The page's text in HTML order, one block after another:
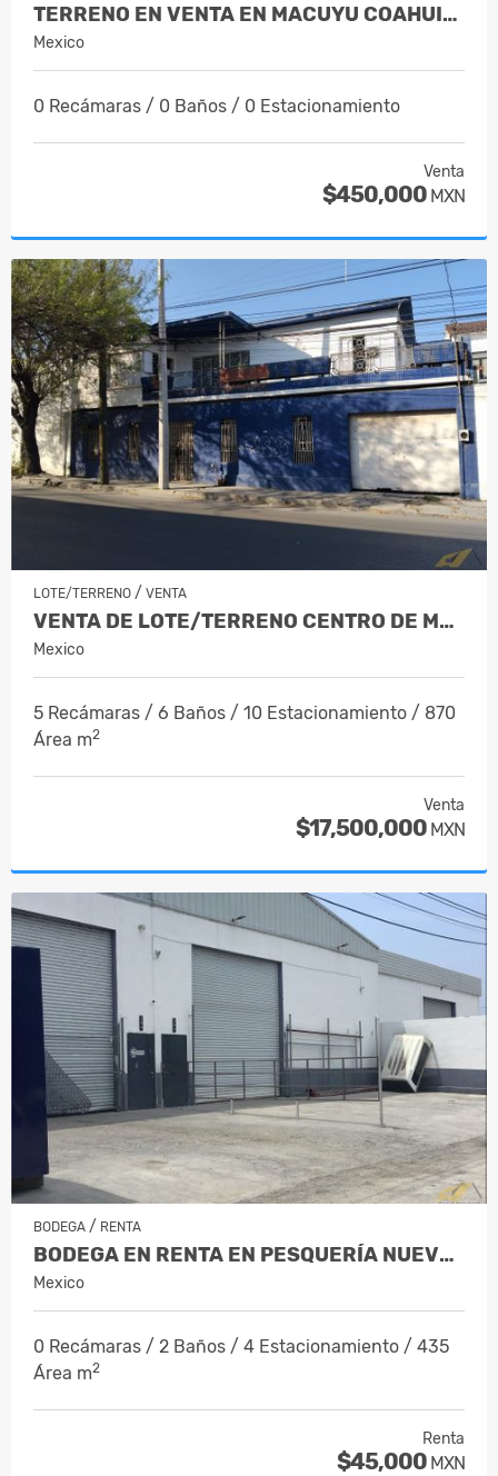
TERRENO EN VENTA EN MACUYU COAHUILA
Mexico
0 Recámaras / 0 Baños / 0 Estacionamiento
Venta
$450,000 MXN
LOTE/TERRENO / VENTA
VENTA DE LOTE/TERRENO CENTRO DE MONT…
Mexico
5 Recámaras / 6 Baños / 10 Estacionamiento / 870
Área m2
Venta
$17,500,000 MXN
BODEGA / RENTA
BODEGA EN RENTA EN PESQUERÍA NUEVO L…
Mexico
0 Recámaras / 2 Baños / 4 Estacionamiento / 435
Área m2
Renta
$45,000 MXN